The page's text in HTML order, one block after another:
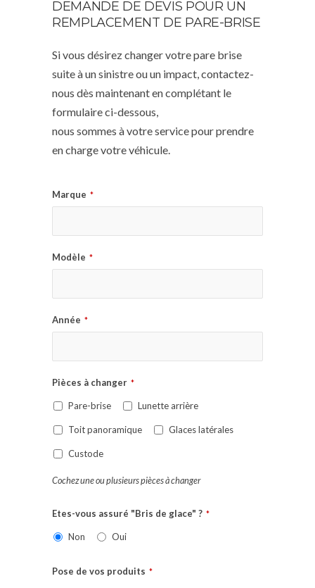
DEMANDE DE DEVIS POUR UN
REMPLACEMENT DE PARE-BRISE
Si vous désirez changer votre pare brise
suite à un sinistre ou un impact, contactez-
nous dès maintenant en complétant le
formulaire ci-dessous,
nous sommes à votre service pour prendre
en charge votre véhicule.
Marque *
Modèle *
Année *
Pièces à changer *
Pare-brise Lunette arrière
Toit panoramique Glaces latérales
Custode
Cochez une ou plusieurs pièces à changer
Etes-vous assuré "Bris de glace" ? *
Non Oui
Pose de vos produits *